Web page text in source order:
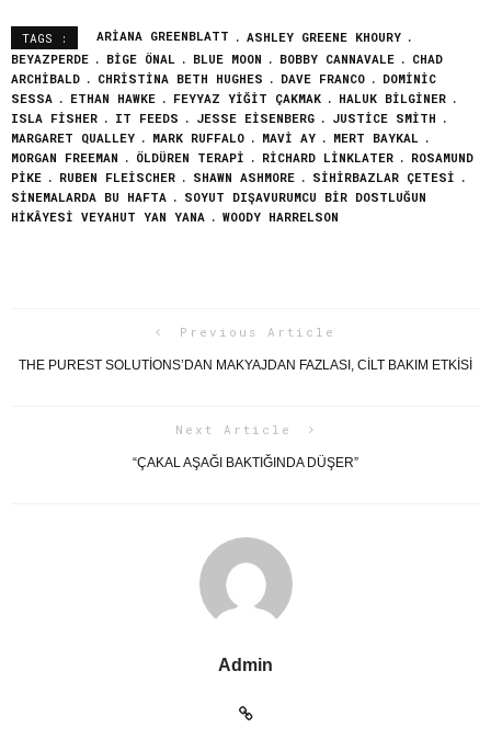
TAGS : ARIANA GREENBLATT
ASHLEY GREENE KHOURY
BEYAZPERDE
BIGE ÖNAL BLUE MOON BOBBY CANNAVALE
CHAD
ARCHIBALD
CHRISTINA BETH HUGHES DAVE FRANCO
DOMINIC
SESSA
ETHAN HAWKE FEYYAZ YIĞIT ÇAKMAK
HALUK BILGINER
ISLA FISHER
IT FEEDS JESSE EISENBERG
JUSTICE SMITH
MARGARET QUALLEY
MARK RUFFALO MAVİ AY
MERT BAYKAL
MORGAN FREEMAN
ÖLDÜREN TERAPİ RICHARD LINKLATER
ROSAMUND
PIKE
RUBEN FLEISCHER SHAWN ASHMORE
SİHİRBAZLAR ÇETESİ
SINEMALARDA BU HAFTA
SOYUT DIŞAVURUMCU BİR DOSTLUĞUN
HİKÂYESİ VEYAHUT YAN YANA
WOODY HARRELSON
Previous Article
THE PUREST SOLUTIONS’DAN MAKYAJDAN FAZLASI, CILT BAKIM ETKISI
Next Article
“ÇAKAL AŞAĞI BAKTIĞINDA DÜŞER”
Admin